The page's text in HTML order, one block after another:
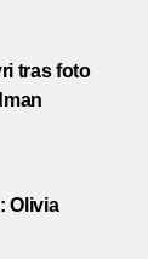
tras foto
Olivia